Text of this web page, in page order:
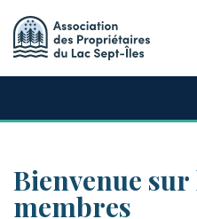
Bienvenue sur
membres